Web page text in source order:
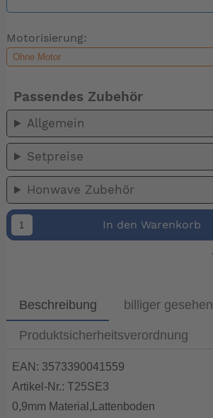
Motorisierung:
Passendes Zubehör
Allgemein
Setpreise
Honwave Zubehör
In den Warenkorb
Beschreibung billiger gesehen
Produktsicherheitsverordnung
EAN: 3573390041559
Artikel-Nr.: T25SE3
0,9mm Material,Lattenboden